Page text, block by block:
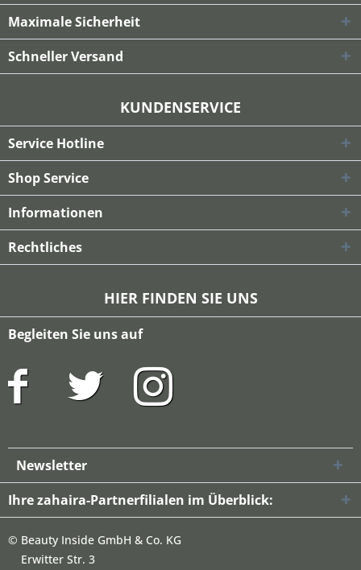
Maximale Sicherheit
Schneller Versand
KUNDENSERVICE
Service Hotline
Shop Service
Informationen
Rechtliches
HIER FINDEN SIE UNS
Begleiten Sie uns auf
Newsletter
Ihre zahaira-Partnerfilialen im Überblick:
© Beauty Inside GmbH & Co. KG
Erwitter Str. 3